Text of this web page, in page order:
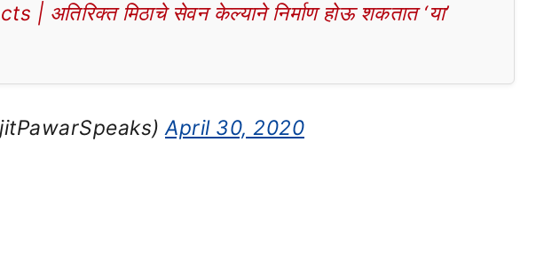
| अतिरिक्त मिठाचे सेवन केल्याने निर्माण होऊ शकतात ‘या’
April 30, 2020